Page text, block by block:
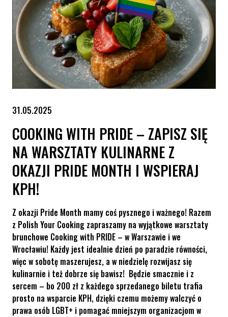
31.05.2025
COOKING WITH PRIDE – ZAPISZ SIĘ
NA WARSZTATY KULINARNE Z
OKAZJI PRIDE MONTH I WSPIERAJ
KPH!
Z okazji Pride Month mamy coś pysznego i ważnego! Razem
z Polish Your Cooking zapraszamy na wyjątkowe warsztaty
brunchowe Cooking with PRIDE – w Warszawie i we
Wrocławiu! Każdy jest idealnie dzień po paradzie równości,
więc w sobotę maszerujesz, a w niedzielę rozwijasz się
kulinarnie i też dobrze się bawisz! Będzie smacznie i z
sercem – bo 200 zł z każdego sprzedanego biletu trafia
prosto na wsparcie KPH, dzięki czemu możemy walczyć o
prawa osób LGBT+ i pomagać mniejszym organizacjom w